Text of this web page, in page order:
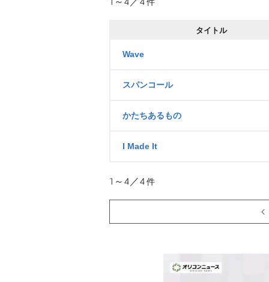
タイトル
Wave
スパンコール
かたちあるもの
I Made It
1～4／4件